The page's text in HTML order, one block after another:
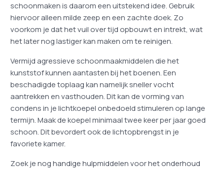
schoonmaken is daarom een uitstekend idee. Gebruik
hiervoor alleen milde zeep en een zachte doek. Zo
voorkom je dat het vuil over tijd opbouwt en intrekt, wat
het later nog lastiger kan maken om te reinigen.
Vermijd agressieve schoonmaakmiddelen die het
kunststof kunnen aantasten bij het boenen. Een
beschadigde toplaag kan namelijk sneller vocht
aantrekken en vasthouden. Dit kan de vorming van
condens in je lichtkoepel onbedoeld stimuleren op lange
termijn. Maak de koepel minimaal twee keer per jaar goed
schoon. Dit bevordert ook de lichtopbrengst in je
favoriete kamer.
Zoek je nog handige hulpmiddelen voor het onderhoud